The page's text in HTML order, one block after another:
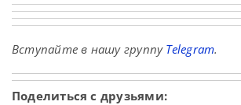
Вступайте в нашу группу Telegram.
Поделиться с друзьями: